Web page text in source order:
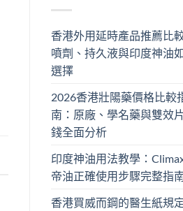
香港外用延時產品推薦比較
噴劑、持久液與印度神油
選擇
2026香港壯陽藥價格比較
南：原廠、學名藥與雙效
錢全面分析
印度神油用法教學：
帝油正確使用步驟完整指
香港買威而鋼的醫生紙規